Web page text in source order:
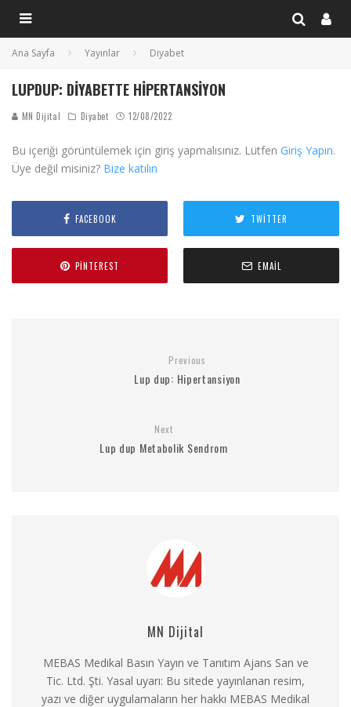
Ana Sayfa Yayınlar Diyabet
LUPDUP: DIYABETTE HIPERTANSIYON
MN Dijital Diyabet 12/08/2022
Bu içeriği görüntülemek için giriş yapmalısınız. Lütfen Giriş Yapın.
Üye değil misiniz? Bize katılın
FACEBOOK TWITTER
PINTEREST EMAIL
Previous
Lup dup: Hipertansiyon
Next
Lup dup Metabolik Sendrom
MN Dijital
MEBAS Medikal Basın Yayın ve Tanıtım Ajans San ve
Tic. Ltd. Şti. Yasal uyarı: Bu sitede yayınlanan resim,
yazı ve diğer uygulamaların her hakkı MEBAS Medikal